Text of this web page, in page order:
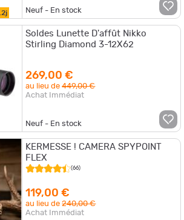
2j Neuf - En stock
Soldes Lunette D'affût Nikko
Stirling Diamond 3-12X62
269,00 €
au lieu de449,00 €
Achat Immédiat
Neuf - En stock
KERMESSE ! CAMERA SPYPOINT
FLEX
(66)
119,00 €
au lieu de240,00 €
Achat Immédiat